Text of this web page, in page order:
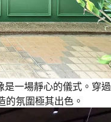
是一場靜心的儀式。穿過
的氛圍極其出色。